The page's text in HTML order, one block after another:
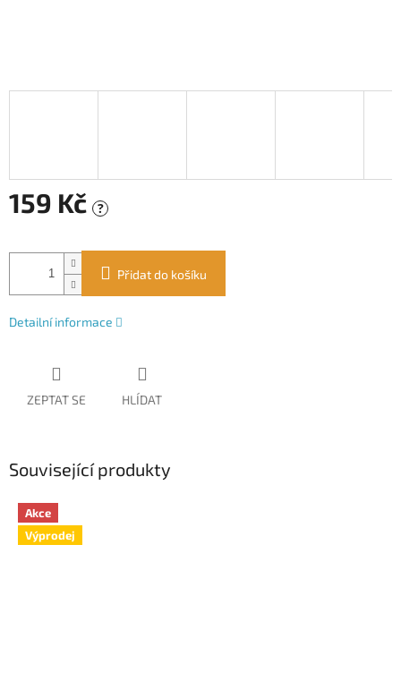
159 Kč ?
cena:
Přidat do košíku
Detailní informace
ZEPTAT SE HLÍDAT
Související produkty
Akce
Výprodej